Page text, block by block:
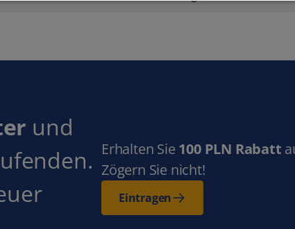
und
Erhalten Sie 100 PLN Rabatt
Zögern Sie nicht!
Eintragen